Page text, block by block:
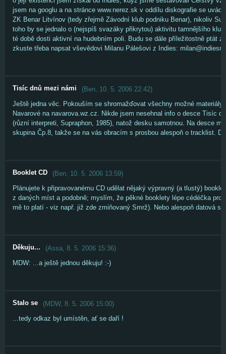
jsem na googlu a na stránce www.nerez.sk v oddílu diskografie se
ZK Benar Litvínov (tedy zřejmě Závodní klub podniku Benar), nikoliv
toho by se jednalo o (nejspíš svazáky přikrytou) aktivitu tamnějšího
té době dosti aktivní na hudebním poli. Budu se dále příležitostně ptát
zkuste třeba napsat vševědovi Milanu Pálešovi z Indies:
Tisíc dnů mezi námi (Ben, 10. 5. 2006 22:42)
Ještě jedna věc. Pokouším se shromažďovat všechny možné materiály
Navarové na navarova.wz.cz. Nikde jsem nesehnal info o desce Tisíc
(různí interpreti, Supraphon, 1985), natož desku samotnou. Na desce
skupina Čp.8, takže se na vás obracím s prosbou alespoň o tracklist.
Booklet CD (Ben, 10. 5. 2006 13:59)
Plánujete k připravovanému CD udělat nějaký výpravný (a tlustý)
z daných míst a podobně; myslím, že pěkné booklety lépe cédéčka
mě to platí - viz např. již zde zmiňovaný Smrž). Nebo alespoň datová
Děkuju... (Assa, 8. 5. 2006 15:36)
MDW: ...a ještě jednou děkuju! :-)
Stalo se (MDW, 8. 5. 2006 15:00)
...tedy odkaz byl umístěn, ať se daří !